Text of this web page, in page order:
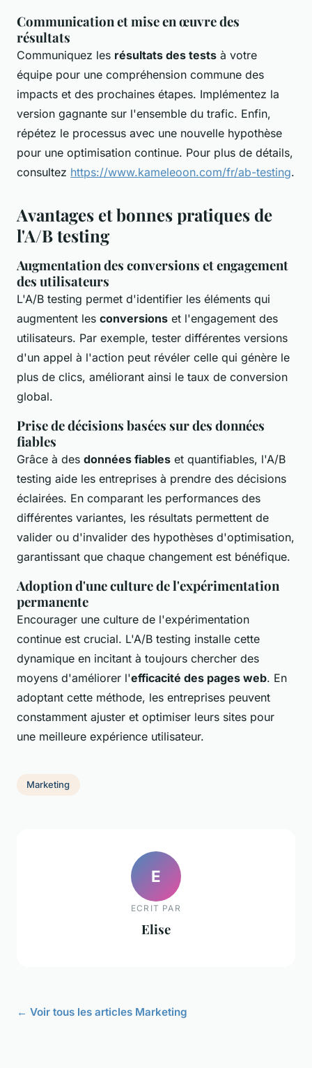
Communication et mise en œuvre des
résultats
Communiquez les résultats des tests à votre
équipe pour une compréhension commune des
impacts et des prochaines étapes. Implémentez la
version gagnante sur l'ensemble du trafic. Enfin,
répétez le processus avec une nouvelle hypothèse
pour une optimisation continue. Pour plus de détails,
consultez https://www.kameleoon.com/fr/ab-testing.
Avantages et bonnes pratiques de
l'A/B testing
Augmentation des conversions et engagement
des utilisateurs
L'A/B testing permet d'identifier les éléments qui
augmentent les conversions et l'engagement des
utilisateurs. Par exemple, tester différentes versions
d'un appel à l'action peut révéler celle qui génère le
plus de clics, améliorant ainsi le taux de conversion
global.
Prise de décisions basées sur des données
fiables
Grâce à des données fiables et quantifiables, l'A/B
testing aide les entreprises à prendre des décisions
éclairées. En comparant les performances des
différentes variantes, les résultats permettent de
valider ou d'invalider des hypothèses d'optimisation,
garantissant que chaque changement est bénéfique.
Adoption d'une culture de l'expérimentation
permanente
Encourager une culture de l'expérimentation
continue est crucial. L'A/B testing installe cette
dynamique en incitant à toujours chercher des
moyens d'améliorer l'efficacité des pages web. En
adoptant cette méthode, les entreprises peuvent
constamment ajuster et optimiser leurs sites pour
une meilleure expérience utilisateur.
Marketing
E
ECRIT PAR
Elise
← Voir tous les articles Marketing